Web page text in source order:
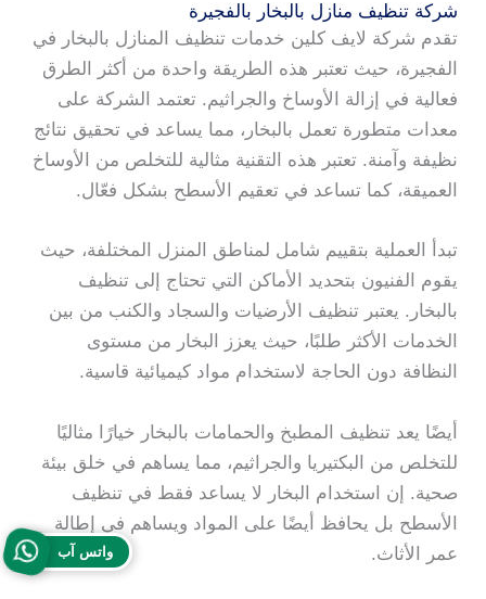
شركة تنظيف منازل بالبخار بالفجيرة
تقدم شركة لايف كلين خدمات تنظيف المنازل بالبخار في
الفجيرة، حيث تعتبر هذه الطريقة واحدة من أكثر الطرق
فعالية في إزالة الأوساخ والجراثيم. تعتمد الشركة على
معدات متطورة تعمل بالبخار، مما يساعد في تحقيق نتائج
نظيفة وآمنة. تعتبر هذه التقنية مثالية للتخلص من الأوساخ
العميقة، كما تساعد في تعقيم الأسطح بشكل فعّال.
تبدأ العملية بتقييم شامل لمناطق المنزل المختلفة، حيث
يقوم الفنيون بتحديد الأماكن التي تحتاج إلى تنظيف
بالبخار. يعتبر تنظيف الأرضيات والسجاد والكنب من بين
الخدمات الأكثر طلبًا، حيث يعزز البخار من مستوى
النظافة دون الحاجة لاستخدام مواد كيميائية قاسية.
أيضًا يعد تنظيف المطبخ والحمامات بالبخار خيارًا مثاليًا
للتخلص من البكتيريا والجراثيم، مما يساهم في خلق بيئة
صحية. إن استخدام البخار لا يساعد فقط في تنظيف
الأسطح بل يحافظ أيضًا على المواد ويساهم في إطالة
عمر الأثاث.
واتس آب